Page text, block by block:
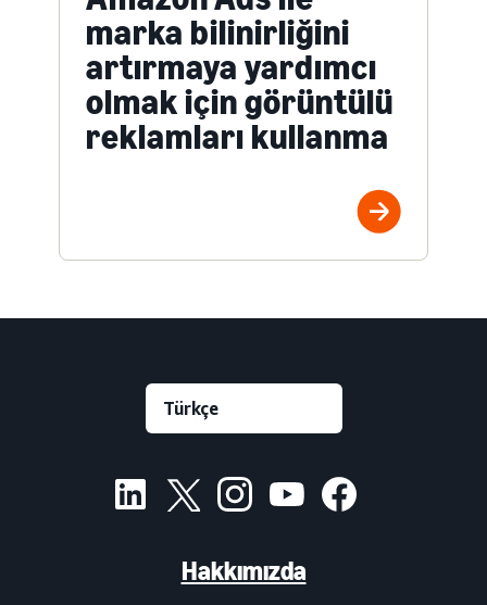
marka bilinirliğini
artırmaya yardımcı
olmak için görüntülü
reklamları kullanma
Hakkımızda